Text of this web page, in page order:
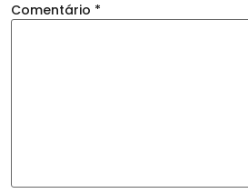
Comentário *